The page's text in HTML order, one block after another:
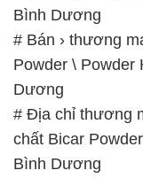
Bình Dương
# Bán › thương
Powder \ Powder
Dương
# Địa chỉ thương
chất Bicar
Bình Dương